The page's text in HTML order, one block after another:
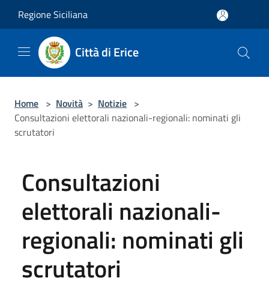
Regione Siciliana
Città di Erice
Home > Novità > Notizie >
Consultazioni elettorali nazionali-regionali: nominati gli
scrutatori
Consultazioni
elettorali nazionali-
regionali: nominati gli
scrutatori